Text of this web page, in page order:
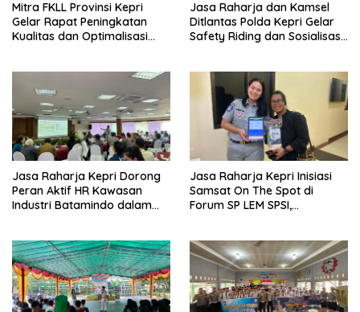
Mitra FKLL Provinsi Kepri
Gelar Rapat Peningkatan
Kualitas dan Optimalisasi
Jasa Raharja dan Kamsel
Ditlantas Polda Kepri Gelar
Safety Riding dan Sosialisasi
Indonesia
Jasa Raharja Kepri Dorong
Peran Aktif HR Kawasan
Industri Batamindo dalam
Jasa Raharja Kepri Inisiasi
Samsat On The Spot di
Forum SP LEM SPSI,
Cepat